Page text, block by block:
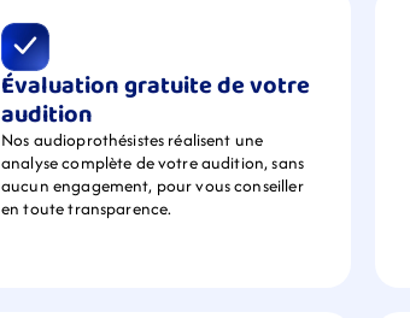
Évaluation gratuite de votre
audition
Nos audioprothésistes réalisent une
analyse complète de votre audition, sans
aucun engagement, pour vous conseiller
en toute transparence.